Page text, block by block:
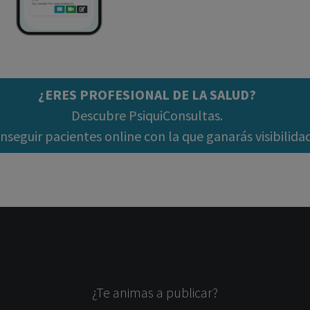
¿ERES PROFESIONAL DE LA SALUD?
Descubre PsiquiConsultas.
pacientes online con la que ganarás
¿Te animas a publicar?